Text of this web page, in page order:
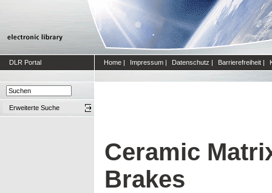
DLR Portal Home | Impressum | Datenschutz | Barrierefreiheit |
Erweiterte Suche
Ceramic
Brakes